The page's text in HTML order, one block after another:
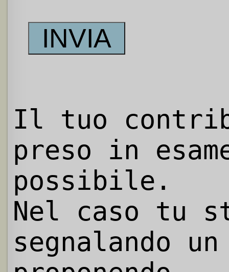
Il tuo
preso in
possibile.
Nel caso tu
segnalando